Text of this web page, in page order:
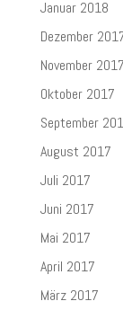
Januar 2018
Dezember
November 2017
Oktober 2017
September
August 2017
Juli 2017
Juni 2017
Mai 2017
April 2017
März 2017